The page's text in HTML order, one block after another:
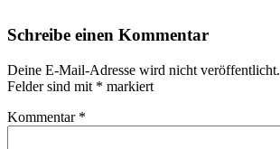
Schreibe einen Kommentar
Deine E-Mail-Adresse wird nicht veröffentlicht.
Felder sind mit * markiert
Kommentar *